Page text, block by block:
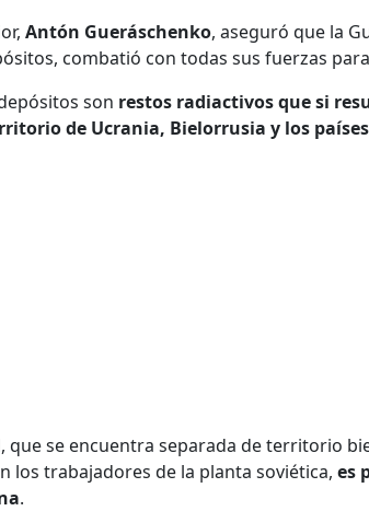
Antón Gueráschenko, aseguró que la
combatió con todas sus fuerzas
son restos radiactivos que si
de Ucrania, Bielorrusia y los
que se encuentra separada de territorio
los trabajadores de la planta soviética, es
.